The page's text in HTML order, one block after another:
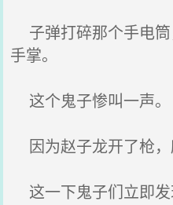
子弹打碎那个手电
手掌。
这个鬼子惨叫一声。
因为赵子龙开了枪，
这一下鬼子们立即发